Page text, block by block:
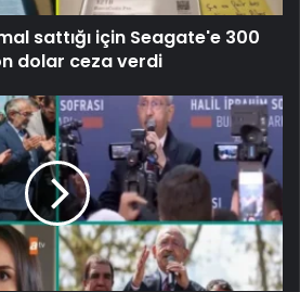
sattığı için Seagate'e 300
dolar ceza verdi